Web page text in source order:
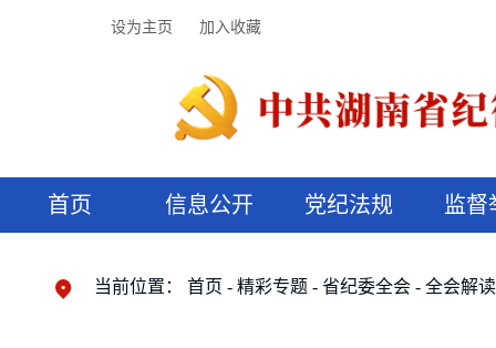
设为主页 加入收藏
首页 信息公开 党纪法规 监督
当前位置： 首页 精彩专题 省纪委全会 全会解读